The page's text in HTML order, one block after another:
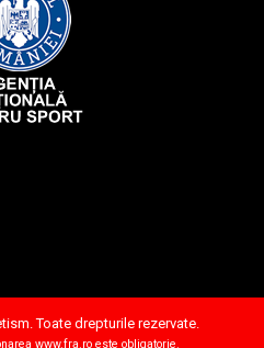
Toate drepturile rezervate.
www.fra.ro este obligatorie.